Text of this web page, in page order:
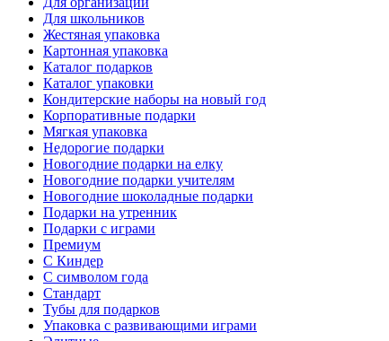
Для школьников
Жестяная упаковка
Картонная упаковка
Каталог подарков
Каталог упаковки
Кондитерские наборы на новый год
Корпоративные подарки
Мягкая упаковка
Недорогие подарки
Новогодние подарки на елку
Новогодние подарки учителям
Новогодние шоколадные подарки
Подарки на утренник
Подарки с играми
Премиум
С Киндер
С символом года
Стандарт
Тубы для подарков
Упаковка с развивающими играми